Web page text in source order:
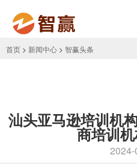
首页 > 新闻中心 > 智赢头条
汕头亚马逊培训机
商培训